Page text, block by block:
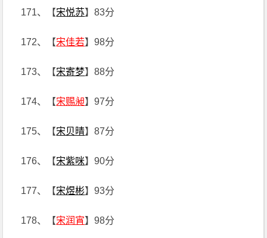
171、【宋悦苏】83分
172、【宋佳若】98分
173、【宋寄梦】88分
174、【宋赐昶】97分
175、【宋贝晴】87分
176、【宋紫咪】90分
177、【宋煜彬】93分
178、【宋润宵】98分